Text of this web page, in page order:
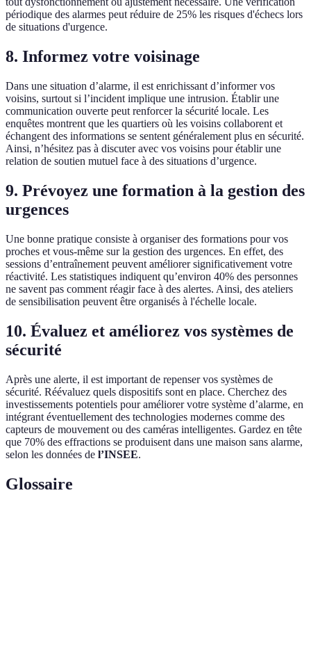
périodique des alarmes peut réduire de 25% les risques d'échecs lors
de situations d'urgence.
8. Informez votre voisinage
Dans une situation d’alarme, il est enrichissant d’informer vos
voisins, surtout si l’incident implique une intrusion. Établir une
communication ouverte peut renforcer la sécurité locale. Les
enquêtes montrent que les quartiers où les voisins collaborent et
échangent des informations se sentent généralement plus en sécurité.
Ainsi, n’hésitez pas à discuter avec vos voisins pour établir une
relation de soutien mutuel face à des situations d’urgence.
9. Prévoyez une formation à la gestion des
urgences
Une bonne pratique consiste à organiser des formations pour vos
proches et vous-même sur la gestion des urgences. En effet, des
sessions d’entraînement peuvent améliorer significativement votre
réactivité. Les statistiques indiquent qu’environ 40% des personnes
ne savent pas comment réagir face à des alertes. Ainsi, des ateliers
de sensibilisation peuvent être organisés à l'échelle locale.
10. Évaluez et améliorez vos systèmes de
sécurité
Après une alerte, il est important de repenser vos systèmes de
sécurité. Réévaluez quels dispositifs sont en place. Cherchez des
investissements potentiels pour améliorer votre système d’alarme, en
intégrant éventuellement des technologies modernes comme des
capteurs de mouvement ou des caméras intelligentes. Gardez en tête
que 70% des effractions se produisent dans une maison sans alarme,
selon les données de l’INSEE.
Glossaire